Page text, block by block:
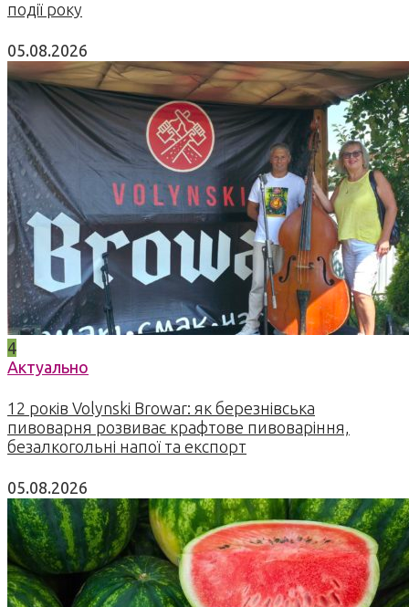
події року
05.08.2026
4
Актуально
12 років Volynski Browar: як березнівська
пивоварня розвиває крафтове пивоваріння,
безалкогольні напої та експорт
05.08.2026